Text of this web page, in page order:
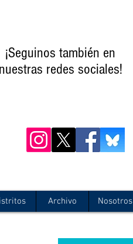
¡Seguinos también en
nuestras redes sociales!
Archivo Nosotros